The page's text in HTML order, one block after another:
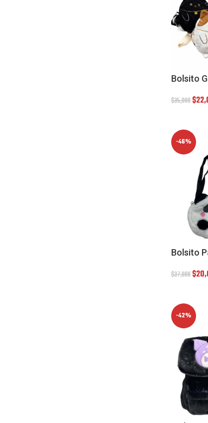
Bolsito
$35,000$
-46%
Bolsito
$37,000$
-42%